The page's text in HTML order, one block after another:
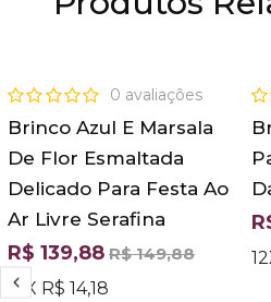
OFERTA
0 avaliações
Brinco Azul E Marsala
De Flor Esmaltada
Delicado Para Festa Ao
Ar Livre Serafina
R$ 139,88 R$ 149,88
12X R$ 14,18